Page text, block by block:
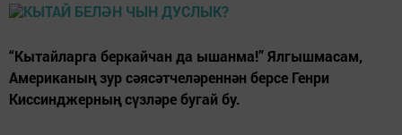
“Кытайларга беркайчан да ышанма!” Ялгышмасам,
Американың зур сәясәтчеләреннән берсе Генри
Киссинджерның сүзләре бугай бу.